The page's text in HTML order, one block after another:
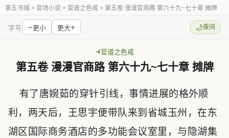
第五书城 > 官场小说 > 官道之色戒 > 第五卷 漫漫官商路 第六十九~七十章 摊牌
字号 −更小 更大+ 🌙夜间
官道之色戒
第五卷 漫漫官商路 第六十九~七十章 摊牌
有了唐婉茹的穿针引线，事情进展的格外顺
利，两天后，王思宇便带队来到省城玉州，在东
湖区国际商务酒店的多功能会议室里，与隐湖集